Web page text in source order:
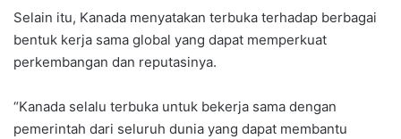
Selain itu, Kanada menyatakan terbuka terhadap berbagai
bentuk kerja sama global yang dapat memperkuat
perkembangan dan reputasinya.
“Kanada selalu terbuka untuk bekerja sama dengan
pemerintah dari seluruh dunia yang dapat membantu